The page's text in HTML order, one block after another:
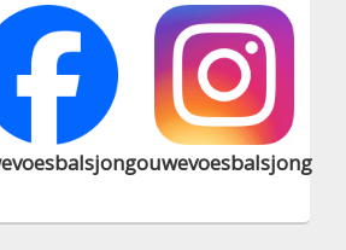
ouwevoesbalsjong